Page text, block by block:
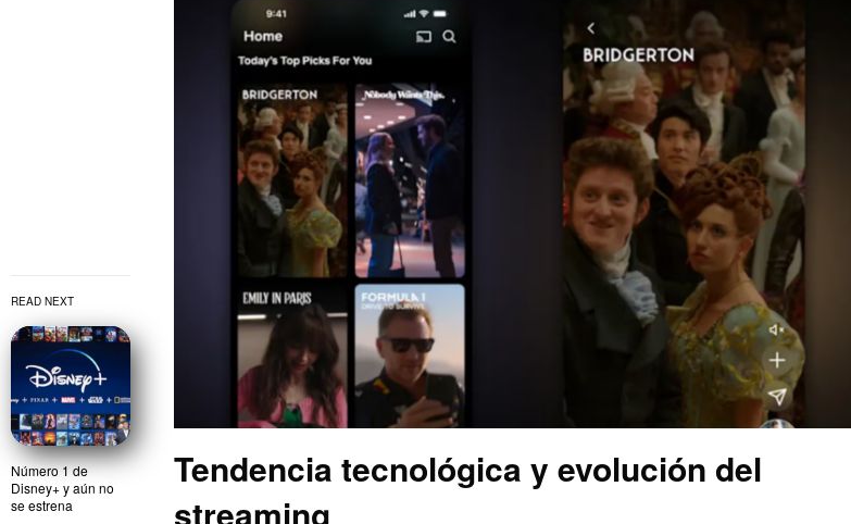
READ NEXT
Número 1 de
Disney+ y aún no
se estrena
Tendencia tecnológica y evolución del
streaming